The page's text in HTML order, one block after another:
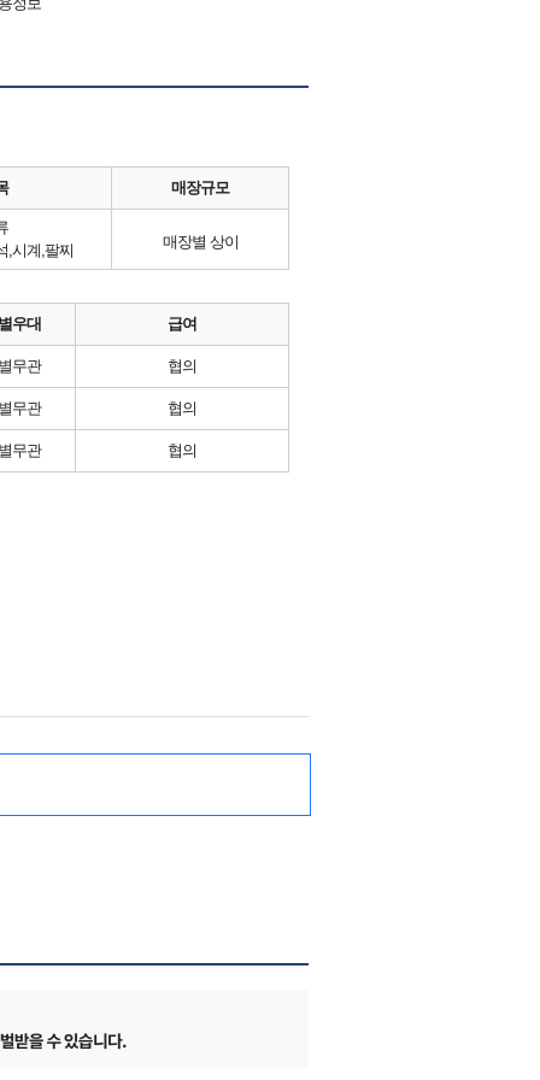
매장규모
,시계,팔찌
매장별 상이
우대 급여
무관 협의
무관 협의
무관 협의